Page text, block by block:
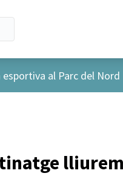
al Parc del Nord